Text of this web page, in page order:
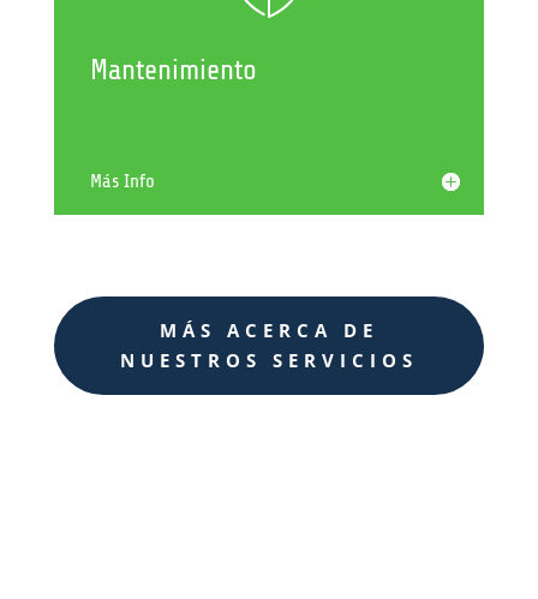
Mantenimiento
Más Info
MÁS ACERCA DE
NUESTROS SERVICIOS